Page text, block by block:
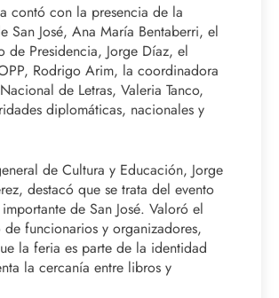
contó con la presencia de la
San José, Ana María Bentaberri, el
de Presidencia, Jorge Díaz, el
Rodrigo Arim, la coordinadora
de Letras, Valeria Tanco,
diplomáticas, nacionales y
de Cultura y Educación, Jorge
destacó que se trata del evento
de San José. Valoró el
funcionarios y organizadores,
la feria es parte de la identidad
la cercanía entre libros y